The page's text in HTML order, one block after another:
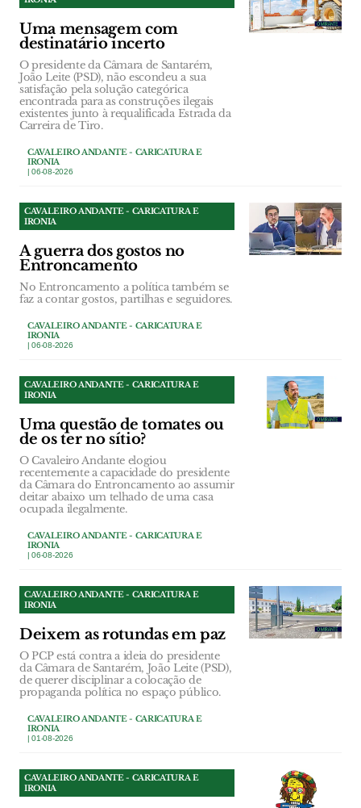
Uma mensagem com
destinatário incerto
O presidente da Câmara de Santarém,
João Leite (PSD), não escondeu a sua
satisfação pela solução categórica
encontrada para as construções ilegais
existentes junto à requalificada Estrada da
Carreira de Tiro.
CAVALEIRO ANDANTE - CARICATURA E
IRONIA
| 06-08-2026
CAVALEIRO ANDANTE - CARICATURA E
IRONIA
A guerra dos gostos no
Entroncamento
No Entroncamento a política também se
faz a contar gostos, partilhas e seguidores.
CAVALEIRO ANDANTE - CARICATURA E
IRONIA
| 06-08-2026
CAVALEIRO ANDANTE - CARICATURA E
IRONIA
Uma questão de tomates ou
de os ter no sítio?
O Cavaleiro Andante elogiou
recentemente a capacidade do presidente
da Câmara do Entroncamento ao assumir
deitar abaixo um telhado de uma casa
ocupada ilegalmente.
CAVALEIRO ANDANTE - CARICATURA E
IRONIA
| 06-08-2026
CAVALEIRO ANDANTE - CARICATURA E
IRONIA
Deixem as rotundas em paz
O PCP está contra a ideia do presidente
da Câmara de Santarém, João Leite (PSD),
de querer disciplinar a colocação de
propaganda política no espaço público.
CAVALEIRO ANDANTE - CARICATURA E
IRONIA
| 01-08-2026
CAVALEIRO ANDANTE - CARICATURA E
IRONIA